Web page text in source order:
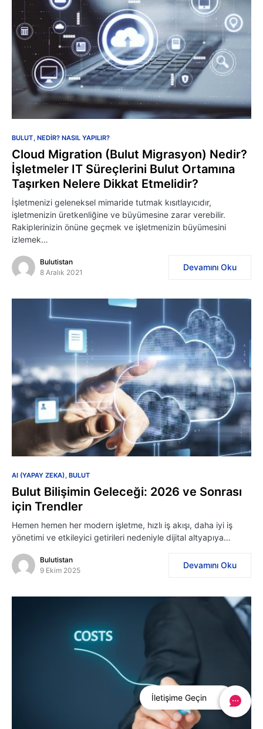
BULUT NEDİR? NASIL YAPILIR?
Cloud Migration (Bulut Migrasyon) Nedir?
İşletmeler IT Süreçlerini Bulut Ortamına
Taşırken Nelere Dikkat Etmelidir?
İşletmenizi geleneksel mimaride tutmak kısıtlayıcıdır,
işletmenizin üretkenliğine ve büyümesine zarar verebilir.
Rakiplerinizin önüne geçmek ve işletmenizin büyümesini
izlemek…
Bulutistan
8 Aralık 2021
Devamını Oku
AI (YAPAY ZEKA) BULUT
Bulut Bilişimin Geleceği: 2026 ve Sonrası
için Trendler
Hemen hemen her modern işletme, hızlı iş akışı, daha iyi iş
yönetimi ve etkileyici getirileri nedeniyle dijital altyapıya…
Bulutistan
9 Ekim 2025
Devamını Oku
İletişime Geçin